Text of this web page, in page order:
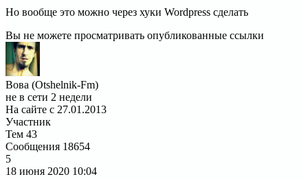
Но вообще это можно через хуки Wordpress сделать
Вы не можете просматривать опубликованные ссылки
Вова (Otshelnik-Fm)
не в сети 2 недели
На сайте с 27.01.2013
Участник
Тем 43
Сообщения 18654
5
18 июня 2020 10:04